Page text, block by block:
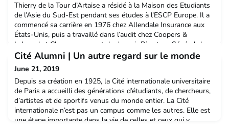
Thierry de la Tour d’Artaise a résidé à la Maison des Etudiants
de l’Asie du Sud-Est pendant ses études à l’ESCP Europe. Il a
commencé sa carrière en 1976 chez Allendale Insurance aux
États-Unis, puis a travaillé dans l’audit chez Coopers &
Lybrand et Chargeurs, avant de devenir Directeur Général de
Croisières Parquet en 1986. Il est entré au groupe Seb en
1994 en tant que Directeur général de Cal
Cité Alumni | Un autre regard sur le monde
June 21, 2019
Depuis sa création en 1925, la Cité internationale universitaire
de Paris a accueilli des générations d’étudiants, de chercheurs,
d’artistes et de sportifs venus du monde entier. La Cité
internationale n’est pas un campus comme les autres. Elle est
une étape importante dans la vie de celles et ceux qui y